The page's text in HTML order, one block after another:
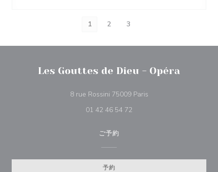
1 2 3
Les Gouttes de Dieu - Opéra
8 rue Rossini 75009 Paris((新しいウィンドウで
01 42 46 54 72
ご予約
予約